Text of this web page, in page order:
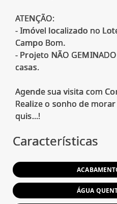
ATENÇÃO:
- Imóvel localizado no
Campo Bom.
- Projeto NÃO
casas.
Agende sua visita com
Realize o sonho de
Características
ÁGUA